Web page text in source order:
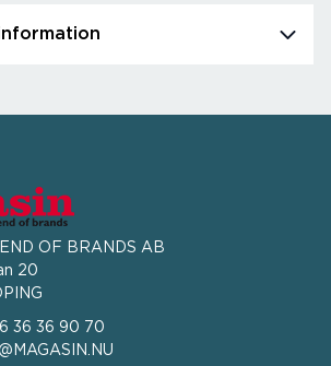
OF BRANDS AB
20
36 36 90 70